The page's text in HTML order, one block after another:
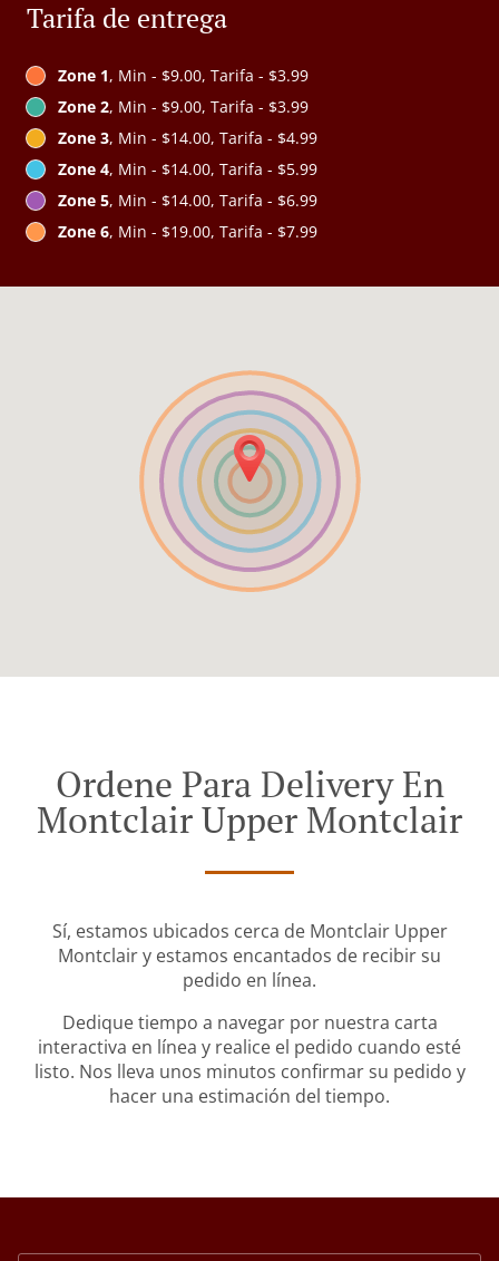
Tarifa de entrega
Zone 1, Min - $9.00, Tarifa - $3.99
Zone 2, Min - $9.00, Tarifa - $3.99
Zone 3, Min - $14.00, Tarifa - $4.99
Zone 4, Min - $14.00, Tarifa - $5.99
Zone 5, Min - $14.00, Tarifa - $6.99
Zone 6, Min - $19.00, Tarifa - $7.99
Ordene Para Delivery En
Montclair Upper Montclair
Sí, estamos ubicados cerca de Montclair Upper
Montclair y estamos encantados de recibir su
pedido en línea.
Dedique tiempo a navegar por nuestra carta
interactiva en línea y realice el pedido cuando esté
listo. Nos lleva unos minutos confirmar su pedido y
hacer una estimación del tiempo.